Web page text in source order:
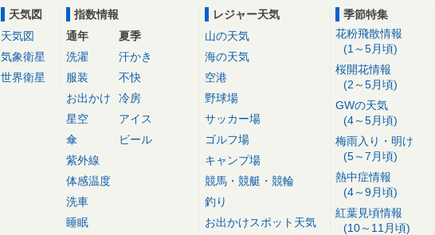
天気図
天気図
気象衛星
世界衛星
指数情報
通年
洗濯
服装
お出かけ
星空
傘
紫外線
体感温度
洗車
睡眠
夏季
汗かき
不快
冷房
アイス
ビール
レジャー天気
山の天気
海の天気
空港
野球場
サッカー場
ゴルフ場
キャンプ場
競馬・競艇・競輪
釣り
お出かけスポット天気
季節特集
花粉飛散情報
(1～5月頃)
桜開花情報
(2～5月頃)
GWの天気
(4～5月頃)
梅雨入り・明け
(5～7月頃)
熱中症情報
(4～9月頃)
紅葉見頃情報
(10～11月頃)